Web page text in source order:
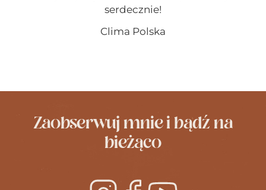
serdecznie!
Clima Polska
Zaobserwuj mnie i bądź na
bieżąco